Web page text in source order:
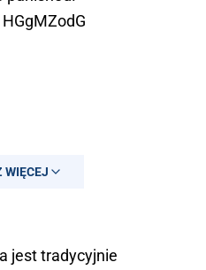
WIĘCEJ
jest tradycyjnie